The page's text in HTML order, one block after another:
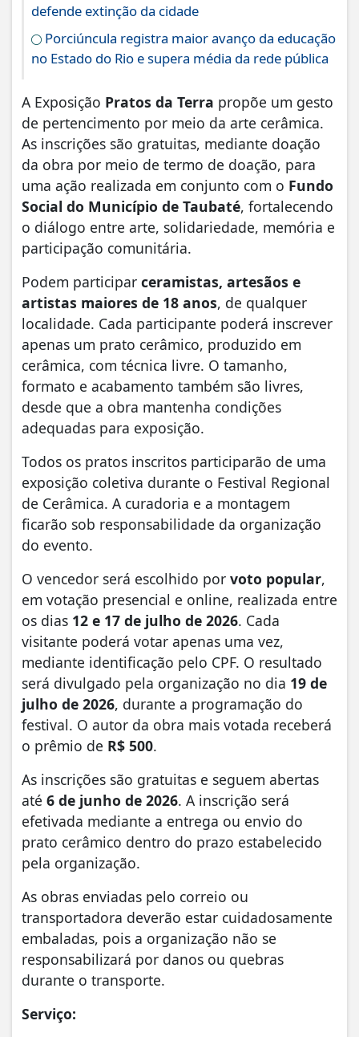
defende extinção da cidade
Porciúncula registra maior avanço da educação
no Estado do Rio e supera média da rede pública
A Exposição Pratos da Terra propõe um gesto
de pertencimento por meio da arte cerâmica.
As inscrições são gratuitas, mediante doação
da obra por meio de termo de doação, para
uma ação realizada em conjunto com o Fundo
Social do Município de Taubaté, fortalecendo
o diálogo entre arte, solidariedade, memória e
participação comunitária.
Podem participar ceramistas, artesãos e
artistas maiores de 18 anos, de qualquer
localidade. Cada participante poderá inscrever
apenas um prato cerâmico, produzido em
cerâmica, com técnica livre. O tamanho,
formato e acabamento também são livres,
desde que a obra mantenha condições
adequadas para exposição.
Todos os pratos inscritos participarão de uma
exposição coletiva durante o Festival Regional
de Cerâmica. A curadoria e a montagem
ficarão sob responsabilidade da organização
do evento.
O vencedor será escolhido por voto popular,
em votação presencial e online, realizada entre
os dias 12 e 17 de julho de 2026. Cada
visitante poderá votar apenas uma vez,
mediante identificação pelo CPF. O resultado
será divulgado pela organização no dia 19 de
julho de 2026, durante a programação do
festival. O autor da obra mais votada receberá
o prêmio de R$ 500.
As inscrições são gratuitas e seguem abertas
até 6 de junho de 2026. A inscrição será
efetivada mediante a entrega ou envio do
prato cerâmico dentro do prazo estabelecido
pela organização.
As obras enviadas pelo correio ou
transportadora deverão estar cuidadosamente
embaladas, pois a organização não se
responsabilizará por danos ou quebras
durante o transporte.
Serviço: